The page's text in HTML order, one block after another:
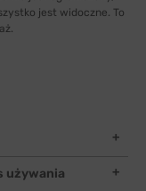
jest widoczne. To
dla soczewki
używania